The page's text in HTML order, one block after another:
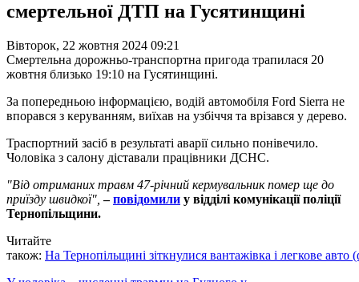
смертельної ДТП на Гусятинщині
Вівторок, 22 жовтня 2024 09:21
Смертельна дорожньо-транспортна пригода трапилася 20
жовтня близько 19:10 на Гусятинщині.
За попередньою інформацією, водій автомобіля Ford Sierra не
впорався з керуванням, виїхав на узбіччя та врізався у дерево.
Траспортний засіб в результаті аварії сильно понівечило.
Чоловіка з салону діставали працівники ДСНС.
"Від отриманих травм 47-річний кермувальник помер ще до
приїзду швидкої", –повідомили у відділі комунікації поліції
Тернопільщини.
Читайте
також: На Тернопільщині зіткнулися вантажівка і легкове авто